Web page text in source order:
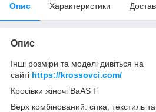
Опис Характеристики
Опис
Інші розміри та моделі дивіться на
сайті https://krossovci.com/
Кросівки жіночі BaAS F
Верх комбінований: сітка, текстиль